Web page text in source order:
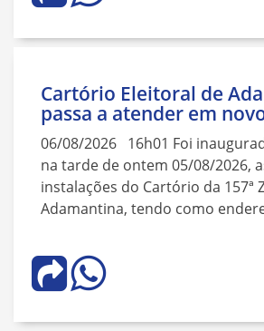
Cartório Eleitoral de
passa a atender em
06/08/2026 16h01 Foi
na tarde de ontem 05/08/2026,
instalações do Cartório da 157ª
Adamantina, tendo como